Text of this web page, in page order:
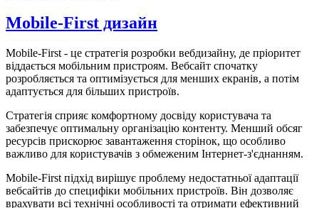
Mobile-First дизайн
Mobile-First - це стратегія розробки вебдизайну, де пріоритет
віддається мобільним пристроям. Вебсайт спочатку
розробляється та оптимізується для менших екранів, а потім
адаптується для більших пристроїв.
Стратегія сприяє комфортному досвіду користувача та
забезпечує оптимальну організацію контенту. Менший обсяг
ресурсів прискорює завантаження сторінок, що особливо
важливо для користувачів з обмеженим Інтернет-з'єднанням.
Mobile-First підхід вирішує проблему недостатньої адаптації
вебсайтів до специфіки мобільних пристроїв. Він дозволяє
врахувати всі технічні особливості та отримати ефективний